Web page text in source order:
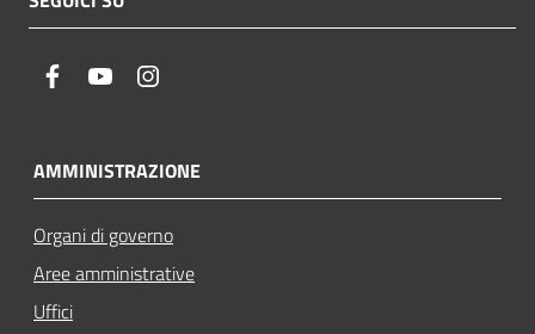
facebookyoutube
AMMINISTRAZIONE
Organi di governo
Aree amministrative
Uffici